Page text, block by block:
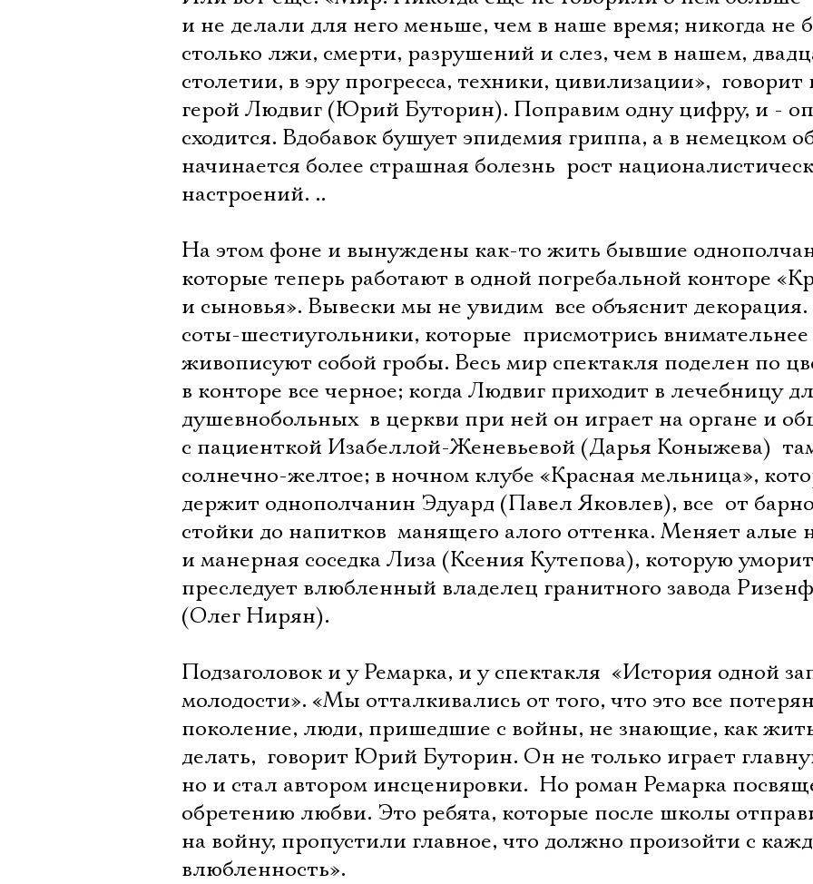
и не делали для него меньше, чем в наше время; никогда не
столько лжи, смерти, разрушений и слез, чем в нашем,
столетии, в эру прогресса, техники, цивилизации», 
герой Людвиг (Юрий Буторин). Поправим одну цифру, и -
сходится. Вдобавок бушует эпидемия гриппа, а в немецком
начинается более страшная болезнь  рост
настроений. ..
На этом фоне и вынуждены как-то жить бывшие
которые теперь работают в одной погребальной конторе
и сыновья». Вывески мы не увидим  все объяснит
соты-шестиугольники, которые  присмотрись внимательнее 
живописуют собой гробы. Весь мир спектакля поделен по
в конторе все черное; когда Людвиг приходит в лечебницу
душевнобольных  в церкви при ней он играет на органе и
с пациенткой Изабеллой-Женевьевой (Дарья Коныжева) 
солнечно-желтое; в ночном клубе «Красная мельница»,
держит однополчанин Эдуард (Павел Яковлев), все  от
стойки до напитков  манящего алого оттенка. Меняет алые
и манерная соседка Лиза (Ксения Кутепова), которую
преследует влюбленный владелец гранитного завода
(Олег Нирян).
Подзаголовок и у Ремарка, и у спектакля  «История одной
молодости». «Мы отталкивались от того, что это все
поколение, люди, пришедшие с войны, не знающие, как
делать,  говорит Юрий Буторин. Он не только играет
но и стал автором инсценировки.  Но роман Ремарка
обретению любви. Это ребята, которые после школы
на войну, пропустили главное, что должно произойти с
влюбленность».
Имя